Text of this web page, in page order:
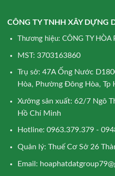
CÔNG TY TNHH XÂY DỰNG
Thương hiệu: CÔNG TY HÒA
MST: 3703163860
Trụ sở: 47A Ống Nước
Hòa, Phường Đông Hòa, Tp
Xưởng sản xuất: 62/7 Ngô
Hồ Chí Minh
Hotline: 0963.379.379 -
Quản lý: Thuế Cơ Sở 26
Email: